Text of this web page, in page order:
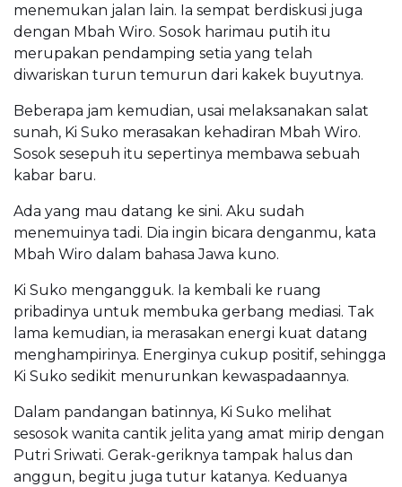
menemukan jalan lain. Ia sempat berdiskusi juga
dengan Mbah Wiro. Sosok harimau putih itu
merupakan pendamping setia yang telah
diwariskan turun temurun dari kakek buyutnya.
Beberapa jam kemudian, usai melaksanakan salat
sunah, Ki Suko merasakan kehadiran Mbah Wiro.
Sosok sesepuh itu sepertinya membawa sebuah
kabar baru.
Ada yang mau datang ke sini. Aku sudah
menemuinya tadi. Dia ingin bicara denganmu, kata
Mbah Wiro dalam bahasa Jawa kuno.
Ki Suko mengangguk. Ia kembali ke ruang
pribadinya untuk membuka gerbang mediasi. Tak
lama kemudian, ia merasakan energi kuat datang
menghampirinya. Energinya cukup positif, sehingga
Ki Suko sedikit menurunkan kewaspadaannya.
Dalam pandangan batinnya, Ki Suko melihat
sesosok wanita cantik jelita yang amat mirip dengan
Putri Sriwati. Gerak-geriknya tampak halus dan
anggun, begitu juga tutur katanya. Keduanya